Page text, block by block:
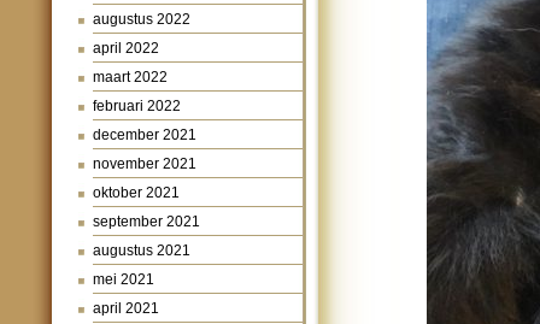
augustus 2022
april 2022
maart 2022
februari 2022
december 2021
november 2021
oktober 2021
september 2021
augustus 2021
mei 2021
april 2021